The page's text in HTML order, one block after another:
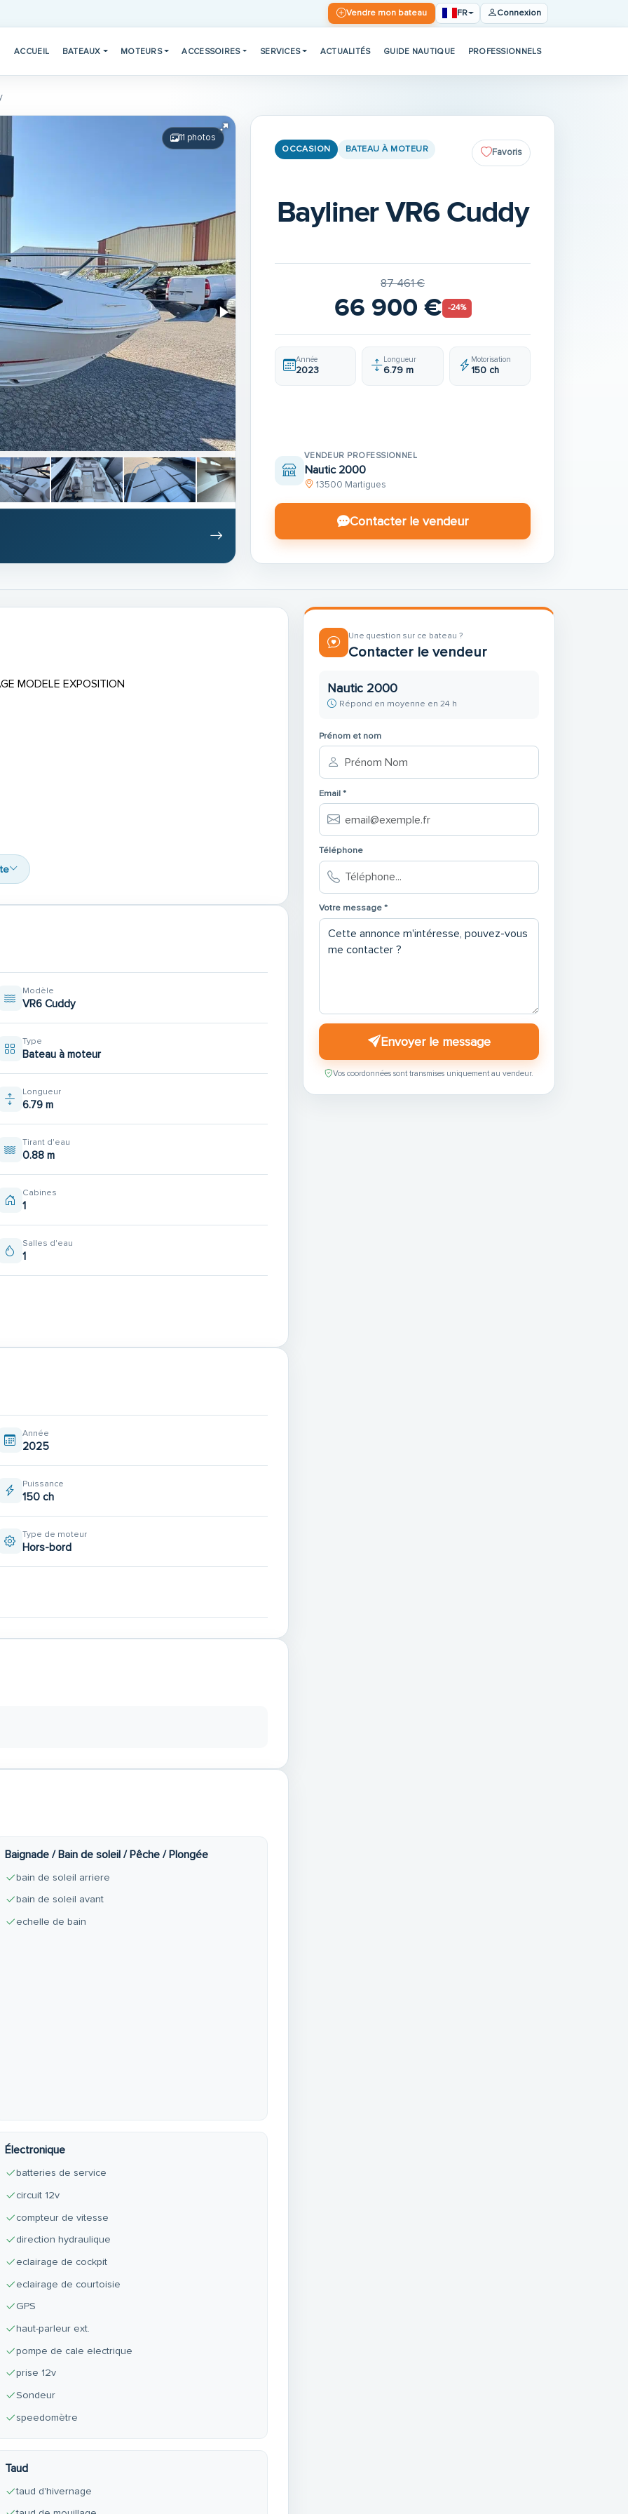
Vendre mon bateau FR Connexion
ACCUEIL BATEAUX MOTEURS ACCESSOIRES SERVICES ACTUALITÉS GUIDE NAUTIQUE PROFESSIONNELS
11 photos
OCCASION BATEAU À MOTEUR Favoris
Bayliner VR6 Cuddy
87 461 €
66 900 € -24%
Année
2023
Longueur
6.79 m
Motorisation
150 ch
VENDEUR PROFESSIONNEL
Nautic 2000
13500 Martigues
Contacter le vendeur
MODELE EXPOSITION
OCCASIONS :
RANIERI, KARNIC..
Modèle
VR6 Cuddy
Type
Bateau à moteur
Longueur
6.79 m
Tirant d'eau
0.88 m
Cabines
1
Salles d'eau
1
Année
2025
Puissance
150 ch
Type de moteur
Hors-bord
Baignade / Bain de soleil / Pêche / Plongée
bain de soleil arriere
bain de soleil avant
echelle de bain
Électronique
batteries de service
circuit 12v
compteur de vitesse
direction hydraulique
eclairage de cockpit
eclairage de courtoisie
GPS
haut-parleur ext.
pompe de cale electrique
prise 12v
Sondeur
speedomètre
Taud
taud d'hivernage
Une question sur ce bateau ?
Contacter le vendeur
Nautic 2000
Répond en moyenne en 24 h
Prénom et nom
Email *
Téléphone
Votre message *
Envoyer le message
Vos coordonnées sont transmises uniquement au vendeur.